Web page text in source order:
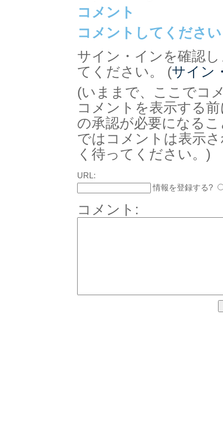
コメント
コメントしてください
サイン・インを確認
てください。 (サイン
(いままで、ここでコ
コメントを表示する
の承認が必要になる
ではコメントは表示
く待ってください。)
URL:
情報を登録する?
コメント: